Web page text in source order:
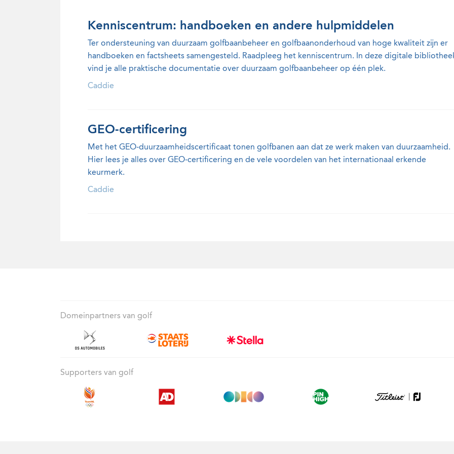
Kenniscentrum: handboeken en andere hulpmiddelen
Ter ondersteuning van duurzaam golfbaanbeheer en golfbaanonderhoud van hoge kwaliteit zijn er
handboeken en factsheets samengesteld. Raadpleeg het kenniscentrum. In deze digitale
vind je alle praktische documentatie over duurzaam golfbaanbeheer op één plek.
Caddie
GEO-certificering
Met het GEO-duurzaamheidscertificaat tonen golfbanen aan dat ze werk maken van duurzaamheid.
Hier lees je alles over GEO-certificering en de vele voordelen van het internationaal erkende
keurmerk.
Caddie
Domeinpartners van golf
Supporters van golf